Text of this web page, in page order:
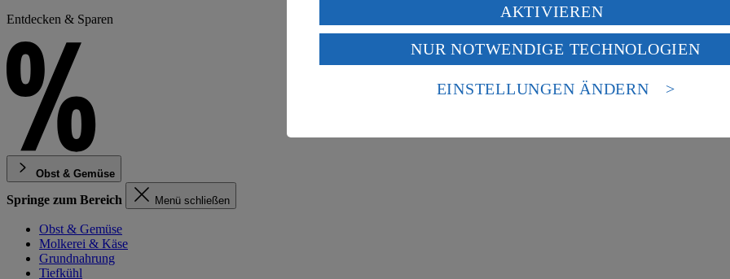
Entdecken & Sparen
Obst & Gemüse
Springe zum Bereich Menü schließen
Obst & Gemüse
Molkerei & Käse
Grundnahrung
Tiefkühl
Verarbeitung deiner personenbezogenen Daten in den USA durch Facebook und
Wenn du auf „Aktivieren“ klickst, willigst du im Sinne des Art. 49 Abs. 1 Satz 1 lit.
ein, dass deine Daten in den USA verarbeitet werden. Der EuGH sieht die USA als
einem nach europäischen Standards nicht angemessenen Datenschutzniveau an. Es
Risiko eines Zugriffs durch US-amerikanische Behörden.
AKTIVIEREN
NUR NOTWENDIGE TECHNOLOGIEN
EINSTELLUNGEN ÄNDERN